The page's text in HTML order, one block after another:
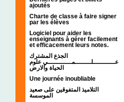
ajoutés
Charte de classe à faire signer
par les élèves
Logiciel pour aider les
enseignants à gérer facilement
et efficacement leurs notes.
الجذع المشترك
عـــــــــــلــــــــمــــــــــــي علوم
الحياة والارض
Une journée inoubliable
التلاميذ المتفوقين على صعيد
الموسسة